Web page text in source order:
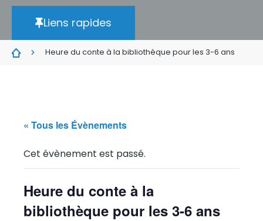
Liens rapides
Heure du conte à la bibliothèque pour les 3-6 ans
« Tous les Évènements
Cet évènement est passé.
Heure du conte à la
bibliothèque pour les 3-6 ans